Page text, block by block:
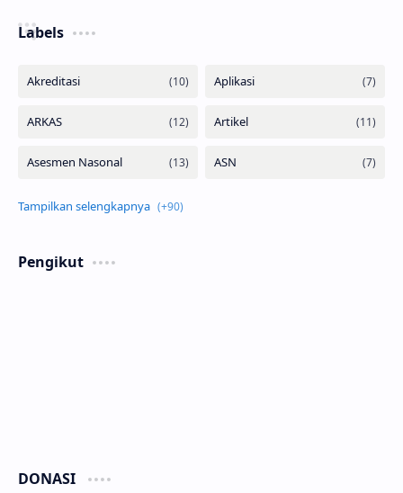
Labels
Pengikut
DONASI